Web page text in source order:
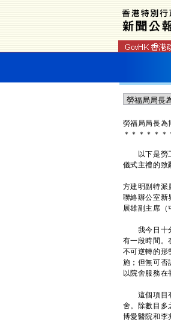
勞福局局長為
＊ ＊ ＊ ＊ ＊ ＊
以下是勞工
儀式主禮的致
方建明副特派
聯絡辦公室新
展雄副主席（
我今日十分
有一段時間。
不可逆轉的形
施；但無可否
以院舍服務在
這個項目有
舍。除數目多
博愛醫院和李